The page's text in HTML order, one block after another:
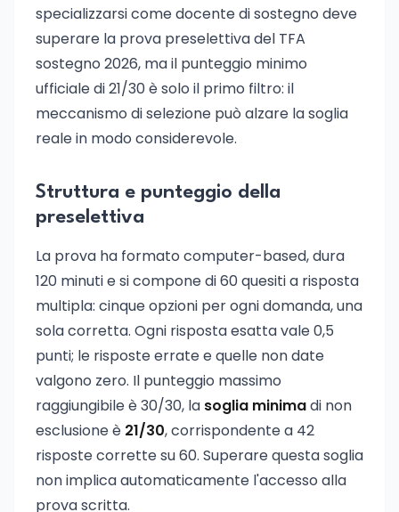
specializzarsi come docente di sostegno deve
superare la prova preselettiva del TFA
sostegno 2026, ma il punteggio minimo
ufficiale di 21/30 è solo il primo filtro: il
meccanismo di selezione può alzare la soglia
reale in modo considerevole.
Struttura e punteggio della
preselettiva
La prova ha formato computer-based, dura
120 minuti e si compone di 60 quesiti a risposta
multipla: cinque opzioni per ogni domanda, una
sola corretta. Ogni risposta esatta vale 0,5
punti; le risposte errate e quelle non date
valgono zero. Il punteggio massimo
raggiungibile è 30/30, la soglia minimadi non
esclusione è 21/30, corrispondente a 42
risposte corrette su 60. Superare questa soglia
non implica automaticamente l'accesso alla
prova scritta.